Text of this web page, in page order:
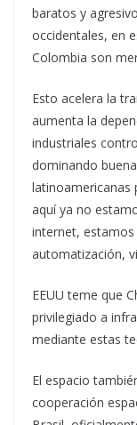
baratos y
occidentales, en
Colombia son
Esto acelera la
aumenta la
industriales
dominando
latinoamericanas
aquí ya no
internet, estamos
automatización,
EEUU teme que
privilegiado a
mediante estas
El espacio
cooperación